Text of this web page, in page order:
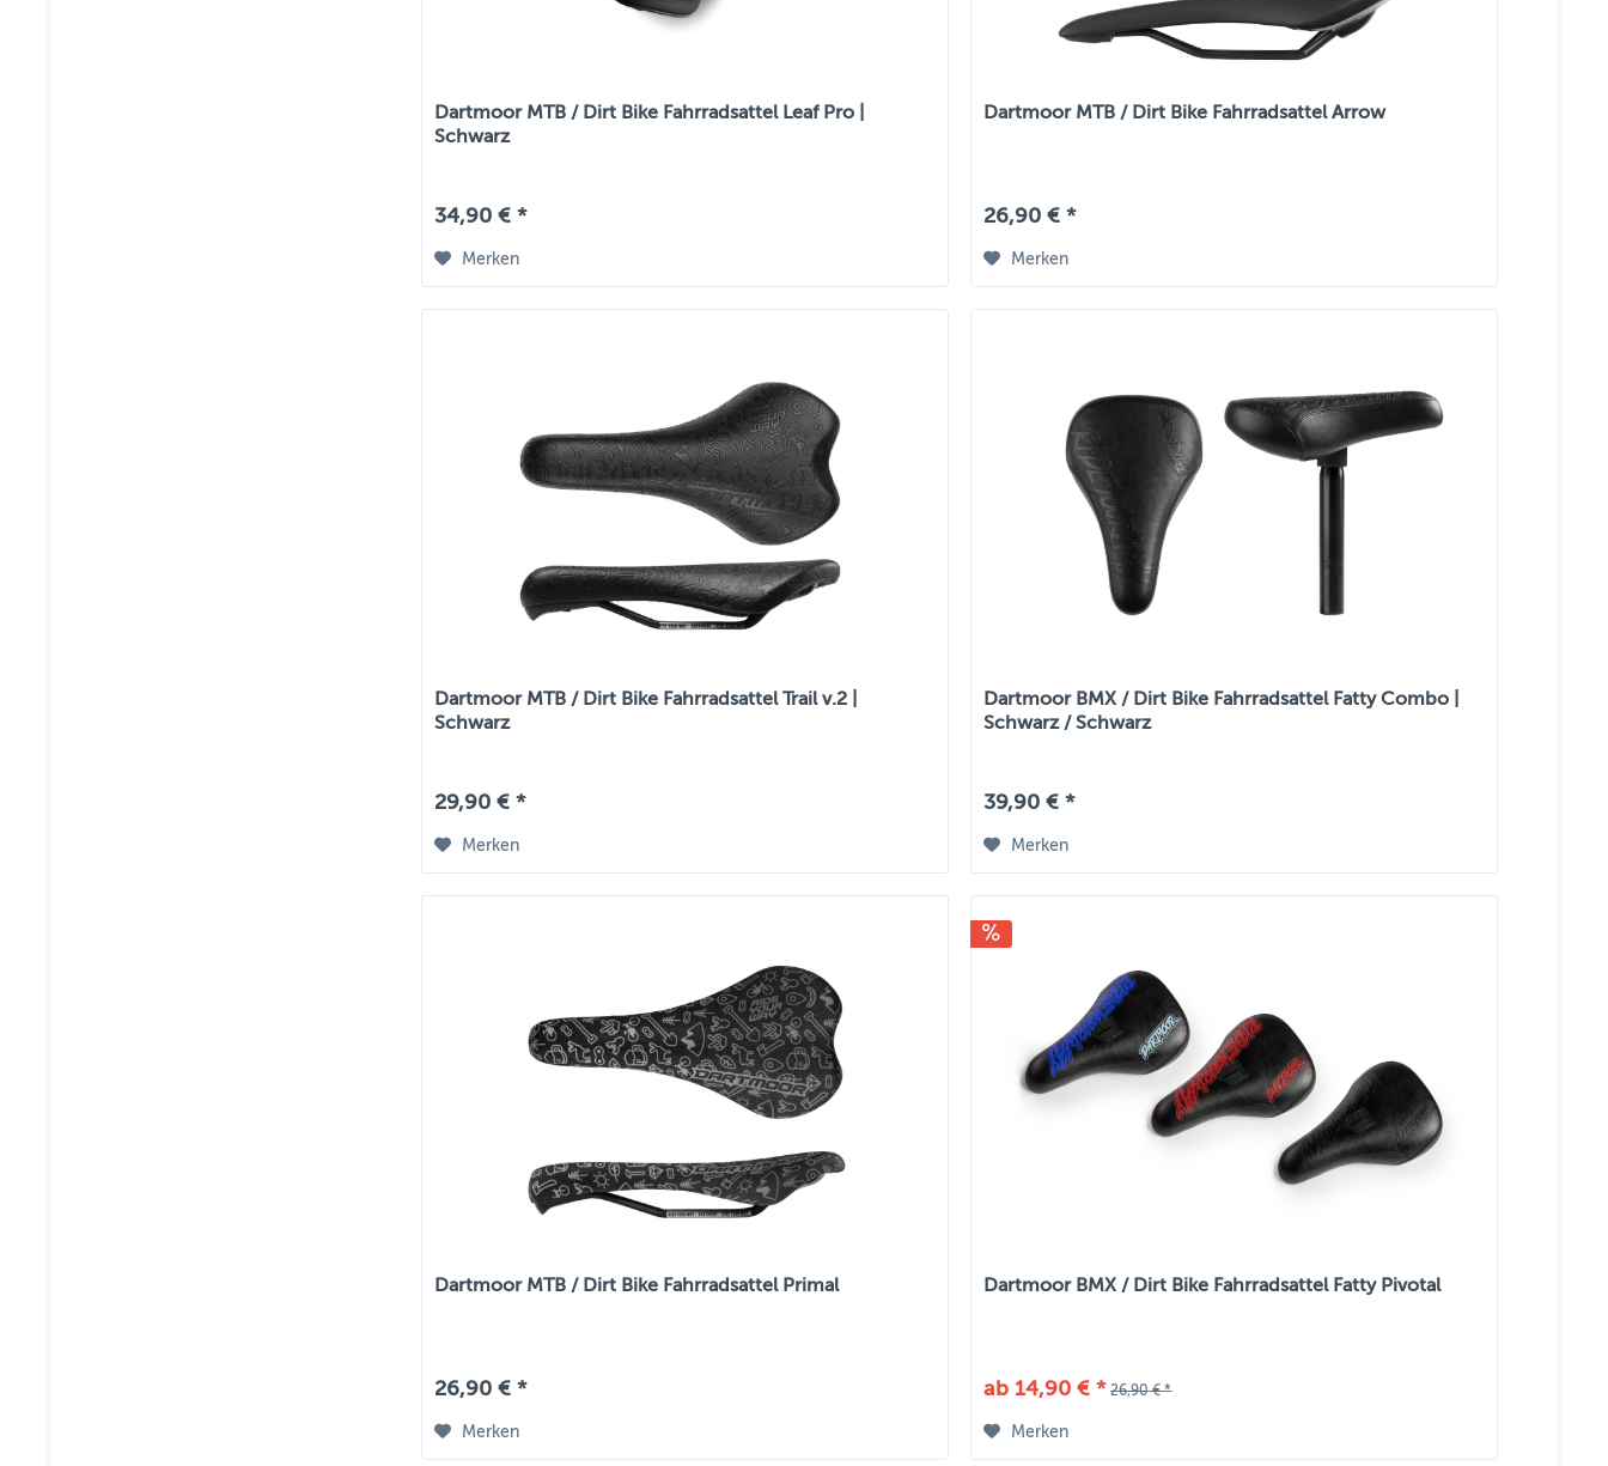
Dartmoor MTB / Dirt Bike Fahrradsattel Leaf Pro |
Schwarz
34,90 € *
Merken
Dartmoor MTB / Dirt Bike Fahrradsattel Arrow
26,90 € *
Merken
Dartmoor MTB / Dirt Bike Fahrradsattel Trail v.2 |
Schwarz
29,90 € *
Merken
Dartmoor BMX / Dirt Bike Fahrradsattel Fatty Combo |
Schwarz / Schwarz
39,90 € *
Merken
Dartmoor MTB / Dirt Bike Fahrradsattel Primal
26,90 € *
Merken
Dartmoor BMX / Dirt Bike Fahrradsattel Fatty Pivotal
ab 14,90 € * 26,90 € *
Merken